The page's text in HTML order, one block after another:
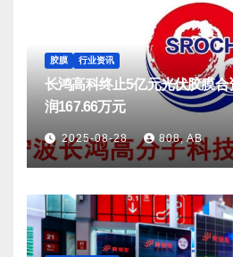
胶膜 行业资讯
长鸿高科终止5亿元光伏胶膜合
润167.66万元
2025-08-28 808, AB